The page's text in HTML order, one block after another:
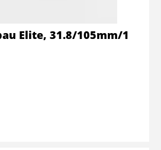
Elite, 31.8/105mm/1